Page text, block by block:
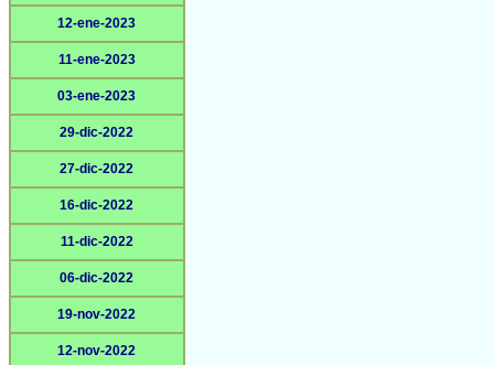
12-ene-2023
11-ene-2023
03-ene-2023
29-dic-2022
27-dic-2022
16-dic-2022
11-dic-2022
06-dic-2022
19-nov-2022
12-nov-2022